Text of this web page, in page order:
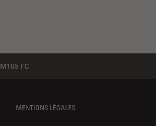
M165 FC
MENTIONS LÉGALES